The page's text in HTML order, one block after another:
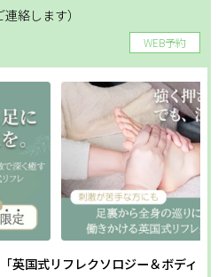
WEB予約
絡します）
英国式リフレクソロジー＆ボディ